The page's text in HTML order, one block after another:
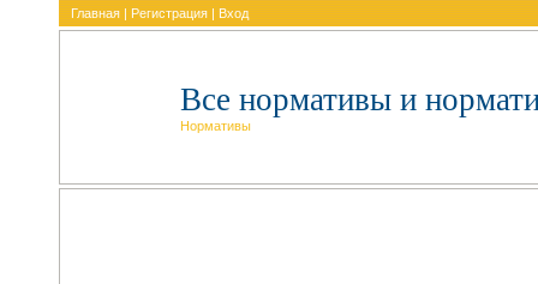
Главная | Регистрация | Вход
Все нормативы и
Нормативы